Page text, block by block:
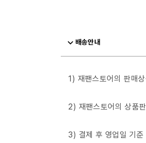
배송안내
1) 재팬스토어의 판매
2) 재팬스토어의 상품
3) 결제 후 영업일 기준